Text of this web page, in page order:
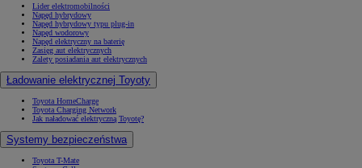
Lider elektromobilności
Napęd hybrydowy
Napęd hybrydowy typu plug-in
Napęd wodorowy
Napęd elektryczny na baterię
Zasięg aut elektrycznych
Zalety posiadania aut elektrycznych
Ładowanie elektrycznej Toyoty
Toyota HomeCharge
Toyota Charging Network
Jak naładować elektryczną Toyotę?
Systemy bezpieczeństwa
Toyota T-Mate